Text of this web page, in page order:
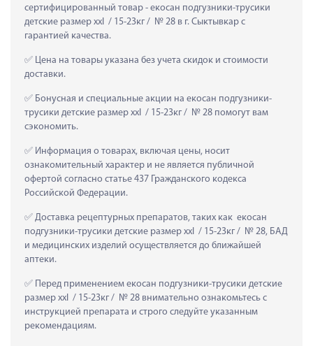
сертифицированный товар - екосан подгузники-трусики
детские размер xxl  / 15-23кг /  № 28 в г. Сыктывкар с
гарантией качества.
Цена на товары указана без учета скидок и стоимости
доставки.
Бонусная и специальные акции на екосан подгузники-
трусики детские размер xxl  / 15-23кг /  № 28 помогут вам
сэкономить.
Информация о товарах, включая цены, носит
ознакомительный характер и не является публичной
офертой согласно статье 437 Гражданского кодекса
Российской Федерации.
Доставка рецептурных препаратов, таких как  екосан
подгузники-трусики детские размер xxl  / 15-23кг /  № 28, БАД
и медицинских изделий осуществляется до ближайшей
аптеки.
Перед применением екосан подгузники-трусики детские
размер xxl  / 15-23кг /  № 28 внимательно ознакомьтесь с
инструкцией препарата и строго следуйте указанным
рекомендациям.